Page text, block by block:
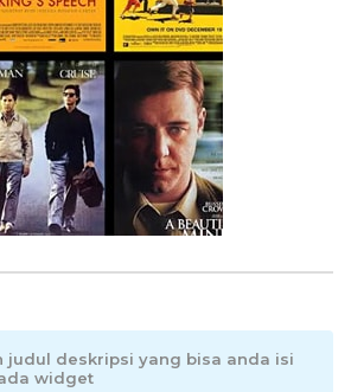
judul deskripsi yang bisa anda isi
widget